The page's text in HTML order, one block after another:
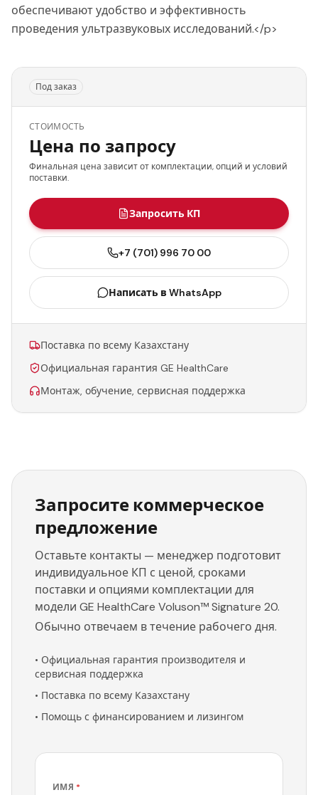
обеспечивают удобство и эффективность
проведения ультразвуковых исследований.</p>
Под заказ
СТОИМОСТЬ
Цена по запросу
Финальная цена зависит от комплектации, опций и условий
поставки.
Запросить КП
+7 (701) 996 70 00
Написать в WhatsApp
Поставка по всему Казахстану
Официальная гарантия GE HealthCare
Монтаж, обучение, сервисная поддержка
Запросите коммерческое
предложение
Оставьте контакты — менеджер подготовит
индивидуальное КП с ценой, сроками
поставки и опциями комплектации для
модели GE HealthCare Voluson™ Signature 20.
Обычно отвечаем в течение рабочего дня.
• Официальная гарантия производителя и
сервисная поддержка
• Поставка по всему Казахстану
• Помощь с финансированием и лизингом
ИМЯ *